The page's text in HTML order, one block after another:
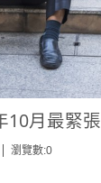
10月最緊張
瀏覽數:0